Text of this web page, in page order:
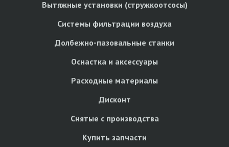
Вытяжные установки (стружкоотсосы)
Системы фильтрации воздуха
Долбежно-пазовальные станки
Оснастка и аксессуары
Расходные материалы
Дисконт
Снятые с производства
Купить запчасти